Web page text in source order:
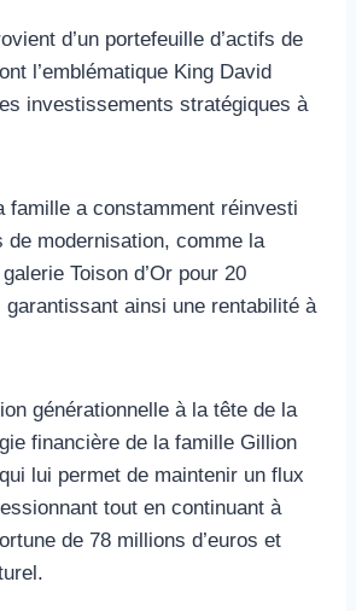
d’un portefeuille d’actifs de
l’emblématique King David
investissements stratégiques à
famille a constamment réinvesti
de modernisation, comme la
Toison d’Or pour 20
garantissant ainsi une rentabilité à
générationnelle à la tête de la
financière de la famille Gillion
lui permet de maintenir un flux
tout en continuant à
de 78 millions d’euros et